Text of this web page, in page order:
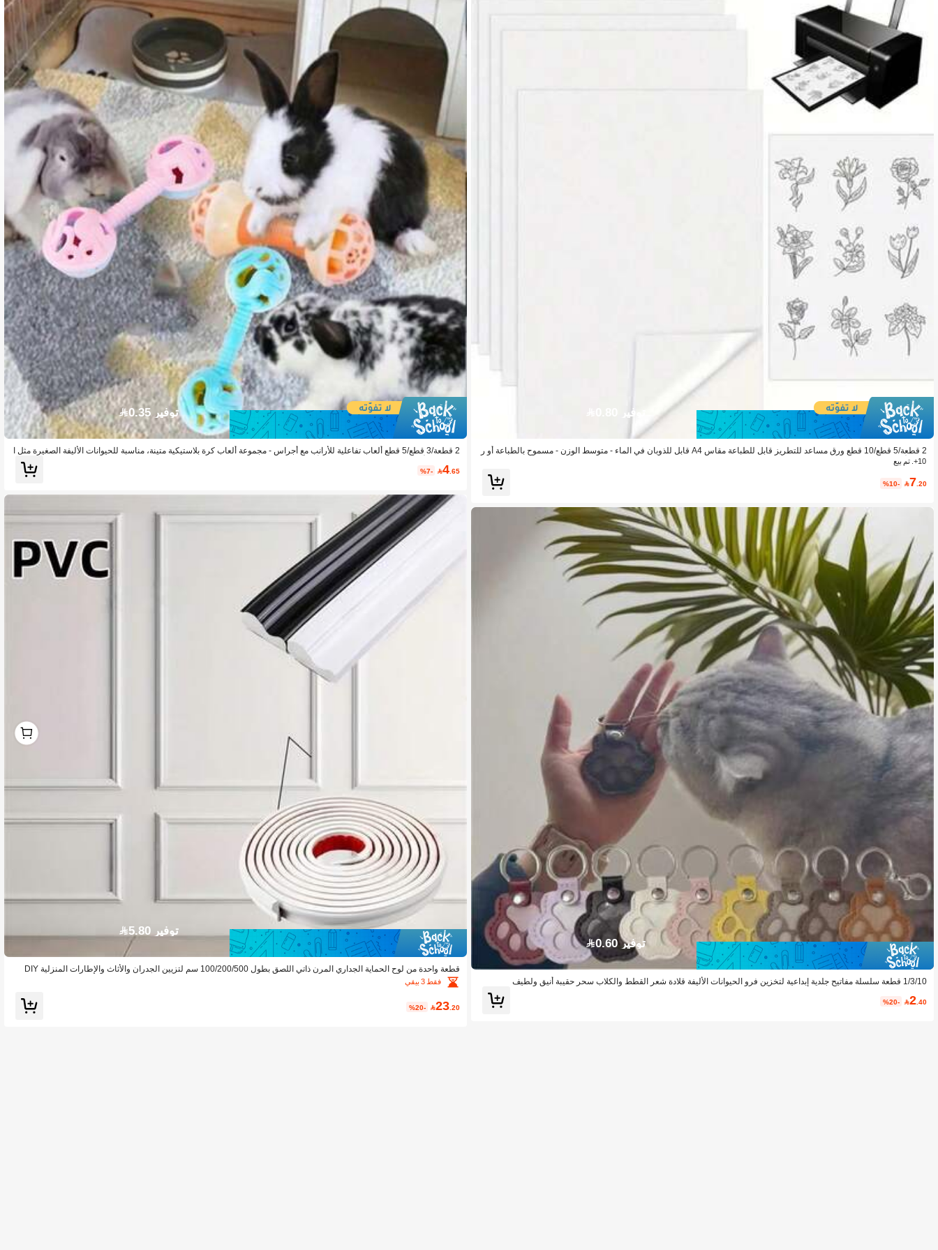
توفير 0.80
2 قطعة/5 قطع/10 قطع ورق مساعد للتطريز قابل للطباعة مقاس A4 قابل للذوبان في الماء - متوسط الوزن - مسموح بالطباعة أو ر
سم الأنماط الأفضل للتطريز اليدوي والآلي
10+. تم بيع
7 .20
%10-
توفير 0.60
1/3/10 قطعة سلسلة مفاتيح جلدية إبداعية لتخزين فرو الحيوانات الأليفة قلادة شعر القطط والكلاب سحر حقيبة أنيق ولطيف
2 .40
%20-
توفير 0.35
2 قطعة/3 قطع/5 قطع ألعاب تفاعلية للأرانب مع أجراس - مجموعة ألعاب كرة بلاستيكية متينة، مناسبة للحيوانات الأليفة الصغيرة مثل ا
4 .65
%7-
توفير 5.80
قطعة واحدة من لوح الحماية الجداري المرن ذاتي اللصق بطول 100/200/500 سم لتزيين الجدران والأثاث والإطارات المنزلية DIY
فقط 3 بيقي
23 .20
%20-
1
1